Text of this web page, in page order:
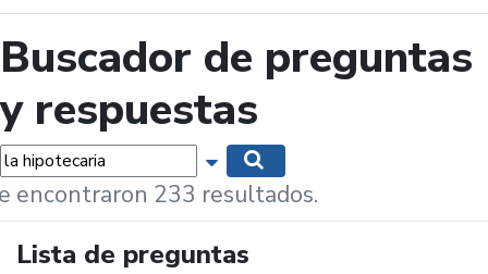
Buscador de preguntas
y respuestas
Mostrar opciones de búsqueda
encontraron 233 resultados.
Lista de preguntas